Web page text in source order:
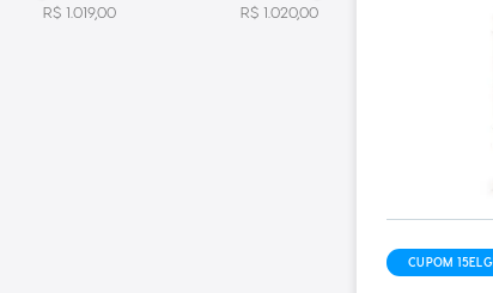
R$ 1.019,00 R$ 1.020,00
CUPOM